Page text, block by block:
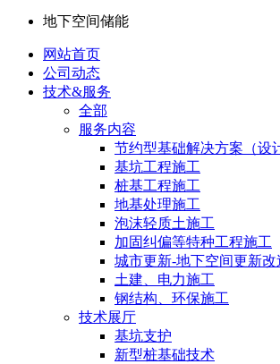
地下空间储能
网站首页
公司动态
技术&服务
全部
服务内容
节约型基础解决方案（设
基坑工程施工
桩基工程施工
地基处理施工
泡沫轻质土施工
加固纠偏等特种工程施工
城市更新-地下空间更新改
土建、电力施工
钢结构、环保施工
技术展厅
基坑支护
新型桩基础技术